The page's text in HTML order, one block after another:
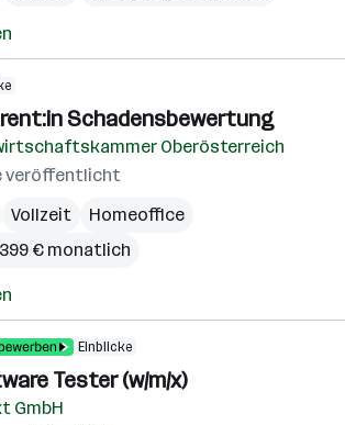
Schadensbewertung
Oberösterreich
veröffentlicht
Vollzeit
Homeoffice
€ monatlich
Einblicke
Tester (w/m/x)
GmbH